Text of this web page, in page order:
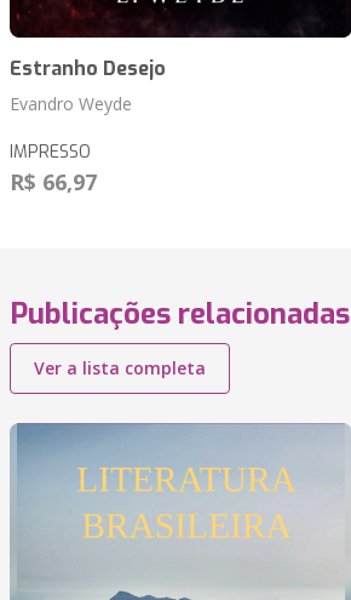
Estranho Desejo
Evandro Weyde
IMPRESSO
R$ 66,97
Publicações relacionadas
Ver a lista completa